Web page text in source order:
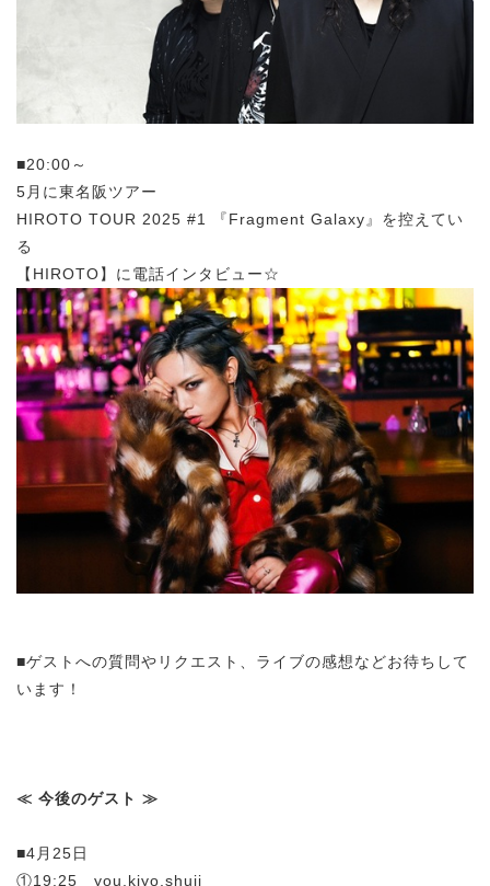
■20:00～
5月に東名阪ツアー
HIROTO TOUR 2025 #1 『Fragment Galaxy』を控えてい
る
【HIROTO】に電話インタビュー☆
■ゲストへの質問やリクエスト、ライブの感想などお待ちして
います！
≪ 今後のゲスト ≫
■4月25日
①19:25 you,kiyo,shuji